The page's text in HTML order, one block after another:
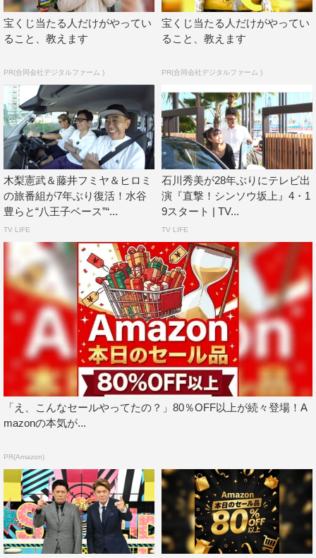
正面に河口湖の絶景が広がる開放的なリビング、夫婦専用
のゴージャスなマッサージルーム、河口湖を望む巨大なお
風呂など、坂上が思わず「参るな～、もう嫉妬ですね」と
もらした、ヒロミの別荘の全貌とは。
また、別荘のリフォームを終えたヒロミは、河口湖にある
ものを建設しようと考えているという。ヒロミは坂上をそ
の建設予定地に案内。購入した広大な土地に、ヒロミが建
てたいものとは。
ヒロミへのインタビューでは、過去にヒロミが起こした
数々の大事件の裏側が明らかに。24歳の頃、生放送番組の
『オールナイトフジ』（フジテレビ系）にレギュラー出演
していたヒロミ。お正月スペシャルの生放送のため、休暇
で訪れていたニューヨークから帰国する予定だったが、
「B21スペシャルは3人組だし、俺一人くらいいなくても
いいんじゃないか」という若さ故の勝手な理屈で、生放送
宝くじ当たる人だけがやってい
ること、教えます
PR(合同会社デジタルファーム )
宝くじ当たる人だけがやってい
ること、教えます
PR(合同会社デジタルファーム )
木梨憲武＆藤井フミヤ＆ヒロミ
の旅番組が7年ぶり復活！水谷
豊らと“八王子ベース”“...
TV LIFE
石川秀美が28年ぶりにテレビ出
演『直撃！シンソウ坂上』4・1
9スタート | TV...
TV LIFE
「え、こんなセールやってたの？」80％OFF以上が続々登場！A
mazonの本気が...
PR(Amazon)